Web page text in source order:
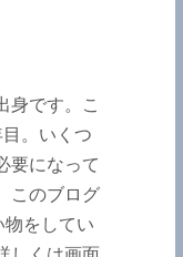
身です。こ
。いくつ
要になって
このブログ
をしてい